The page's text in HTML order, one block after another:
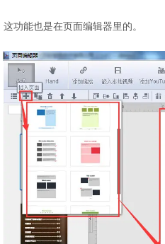
这功能也是在页面编辑器里的。